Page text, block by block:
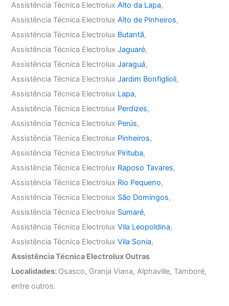
Assistência Técnica ElectroluxAlto da Lapa,
Assistência Técnica ElectroluxAlto de Pinheiros,
Assistência Técnica Electrolux Butantã,
Assistência Técnica ElectroluxJaguaré,
Assistência Técnica ElectroluxJaraguá,
Assistência Técnica ElectroluxJardim Bonfiglioli,
Assistência Técnica Electrolux Lapa,
Assistência Técnica Electrolux Perdizes,
Assistência Técnica Electrolux Perús,
Assistência Técnica Electrolux Pinheiros,
Assistência Técnica Electrolux Pirituba,
Assistência Técnica Electrolux Raposo Tavares,
Assistência Técnica Electrolux Rio Pequeno,
Assistência Técnica Electrolux São Domingos,
Assistência Técnica Electrolux Sumaré,
Assistência Técnica ElectroluxVila Leopoldina,
Assistência Técnica ElectroluxVila Sonia,
Assistência Técnica Electrolux Outras
Localidades: Osasco, Granja Viana, Alphaville, Tamboré,
entre outros.